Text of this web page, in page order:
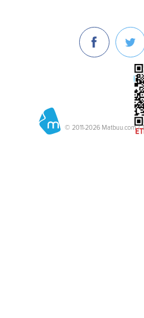
© 2011-2026 Matbuu.com /